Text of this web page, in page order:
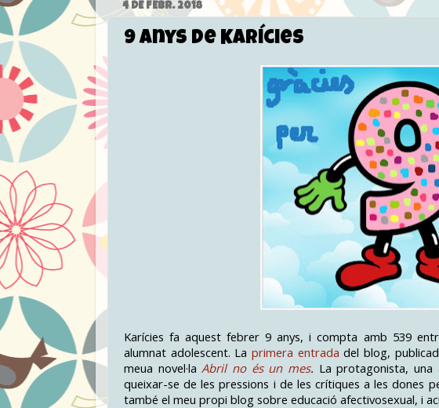
4 DE FEBR. 2018
9 anys de Karícies
Karícies fa aquest febrer 9 anys, i compta amb 539
alumnat adolescent. La primera entradadel blog,
meua novel·la Abril no és un mes. La protagonista,
queixar-se de les pressions i de les crítiques a les dones
també el meu propi blog sobre educació afectivosexual, i